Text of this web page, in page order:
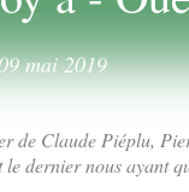
mai 2019
de Claude Piéplu,
dernier nous ayant